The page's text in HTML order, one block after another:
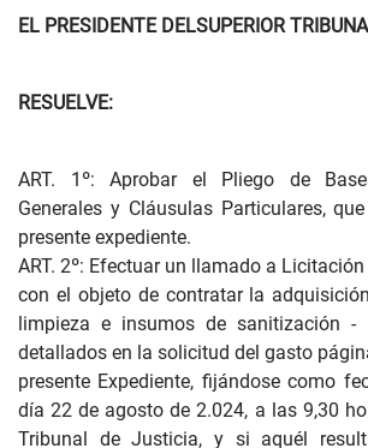
EL PRESIDENTE DELSUPERIOR
RESUELVE:
ART. 1º: Aprobar el Pliego de
Generales y Cláusulas Particulares,
presente expediente.
ART. 2º: Efectuar un llamado a
con el objeto de contratar la
limpieza e insumos de sanitización
detallados en la solicitud del gasto
presente Expediente, fijándose como
día 22 de agosto de 2.024, a las 9,30
Tribunal de Justicia, y si aquél